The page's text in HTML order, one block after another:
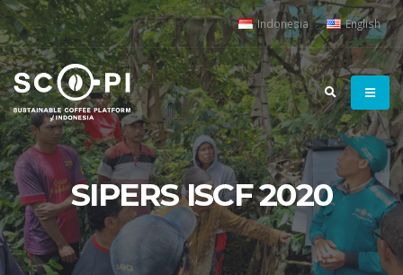
Indonesia English
SIPERS ISCF 2020